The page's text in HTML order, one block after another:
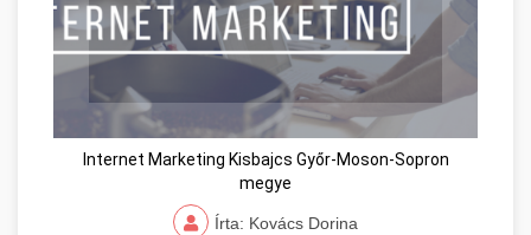
Internet Marketing Kisbajcs Győr-Moson-Sopron
megye
Írta: Kovács Dorina